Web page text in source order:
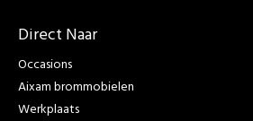
Direct Naar
Occasions
Aixam brommobielen
Werkplaats